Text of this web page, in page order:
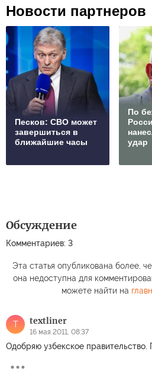
Новости партнеров
Песков: СВО может
завершиться в
ближайшие часы
По
удар
Обсуждение
Комментариев: 3
Эта статья опубликована более,
она недоступна для
можете найти на
T textliner
16 мая 2011, 08:37
Одобряю узбекское правительство.